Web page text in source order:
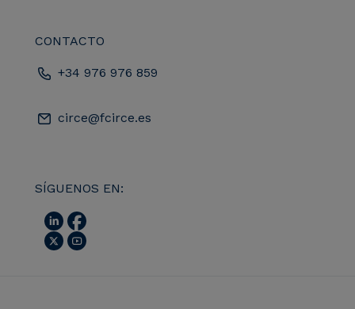
CONTACTO
+34 976 976 859
circe@fcirce.es
SÍGUENOS EN: